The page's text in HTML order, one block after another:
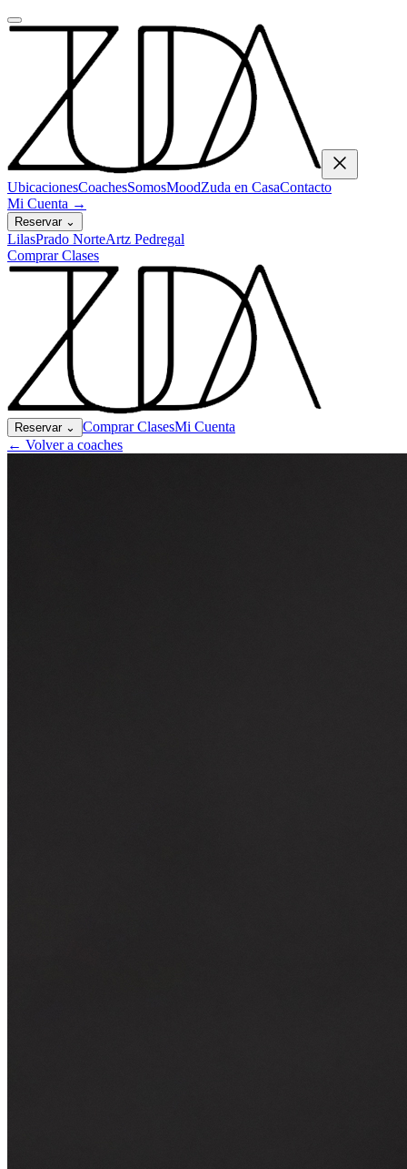
UbicacionesCoachesSomosMoodZuda en CasaContacto
Mi Cuenta →
Reservar ⌄
LilasPrado NorteArtz Pedregal
Comprar Clases
Reservar ⌄ Comprar ClasesMi Cuenta
← Volver a coaches